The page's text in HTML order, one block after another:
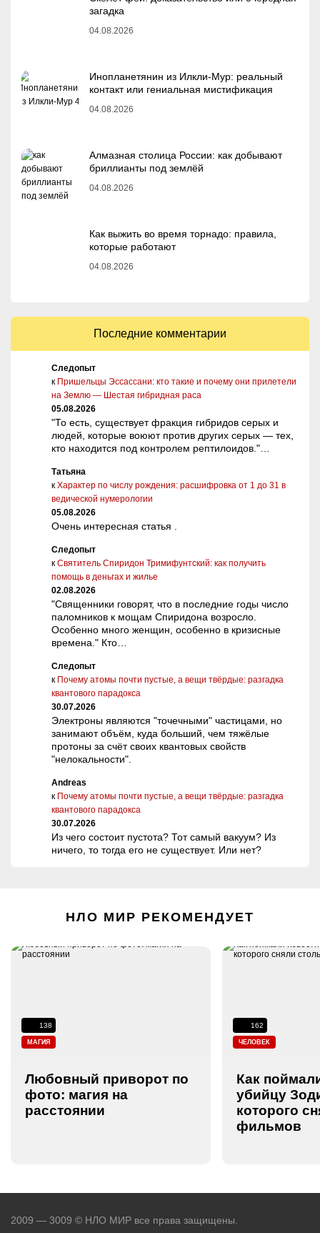
загадка
04.08.2026
Инопланетянин из Илкли-Мур: реальный
контакт или гениальная мистификация
04.08.2026
Алмазная столица России: как добывают
бриллианты под землёй
04.08.2026
Как выжить во время торнадо: правила,
которые работают
04.08.2026
Последние комментарии
Следопыт
к Пришельцы Эссассани: кто такие и почему они прилетели
на Землю — Шестая гибридная раса
05.08.2026
"То есть, существует фракция гибридов серых и
людей, которые воюют против других серых — тех,
кто находится под контролем рептилоидов."…
Татьяна
кХарактер по числу рождения: расшифровка от 1 до 31 в
ведической нумерологии
05.08.2026
Очень интересная статья .
Следопыт
кСвятитель Спиридон Тримифунтский: как получить
помощь в деньгах и жилье
02.08.2026
"Священники говорят, что в последние годы число
паломников к мощам Спиридона возросло.
Особенно много женщин, особенно в кризисные
времена." Кто…
Следопыт
к Почему атомы почти пустые, а вещи твёрдые: разгадка
квантового парадокса
30.07.2026
Электроны являются "точечными" частицами, но
занимают объём, куда больший, чем тяжёлые
протоны за счёт своих квантовых свойств
"нелокальности".
Andreas
к Почему атомы почти пустые, а вещи твёрдые: разгадка
квантового парадокса
30.07.2026
Из чего состоит пустота? Тот самый вакуум? Из
ничего, то тогда его не существует. Или нет?
НЛО МИР РЕКОМЕНДУЕТ
МАГИЯ
138
Любовный приворот по
фото: магия на
расстоянии
ЧЕЛОВЕК
162
Как
убийцу
которого
фильмов
2009 — 3009 © НЛО МИР все права защищены.